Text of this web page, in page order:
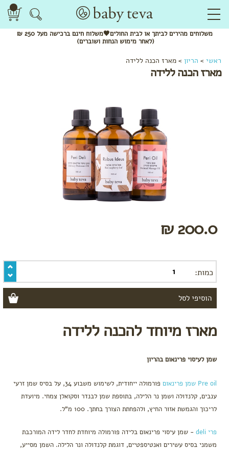
משלוחיםמהיריםלביתך או לבית החולים🖤משלוחחינם
ברכישה מעל 250 ₪
(לאחר מימוש הנחות ושוברים)
לפי
קטגוריה
טרימסטר
טרימסטר
טרימסטר
שלישי
-
לקראת
רשימת
קניות
בחילות
הרגעה,
אנרגיה
מצב
רוח
ראשי > הריון > מארז הכנה ללידה
מארז הכנה ללידה
200.0 ₪
כמות:
מארז מיוחד להכנה ללידה
שמן לעיסוי פרינאום בהריון
Pre oil שמן פרינאום
פורמולה ייחודית, לשימוש משבוע 34, על בסיס שמן זרעי
ענבים, קלנדולה ושמן נר הלילה, בתוספת שמן לבנדר וסקואלן צמחי. מיועדת
לריכוך והגמשת אזור החיץ, ולהפחתת הצורך בחתך. 100 מ"ל.
פרי deli
- שמן עיסוי פרינאום בלידה פורמולה מיוחדת לחדר לידה המורכבת
משמני בסיס עשירים ואנטיספטיים, דוגמת קלנדולה ונר הלילה. השמן מסייע,